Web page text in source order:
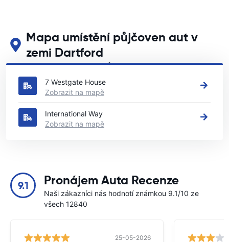
Mapa umístění půjčoven aut v
zemi Dartford
Podívejte se na naše hlavní půjčovny aut v zemi Dartford
7 Westgate House
Zobrazit na mapě
International Way
Zobrazit na mapě
9.1 Pronájem Auta Recenze
Naši zákazníci nás hodnotí známkou 9.1/10 ze
všech 12840
25-05-2026